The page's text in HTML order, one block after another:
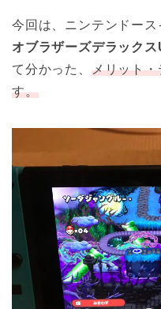
今回は、ニンテンドース
オブラザーズデラックス
て分かった、 メリット
す。